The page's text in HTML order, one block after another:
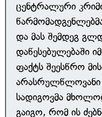
ცენტრალური
და მას შემდეგ
დაწესებულებაში
ფაქტს შეესწრო
არასრულწლოვანი
სადიგოვმა
გაიგო, რომ ის